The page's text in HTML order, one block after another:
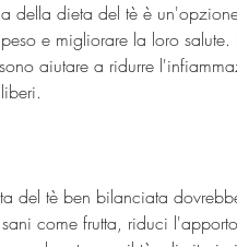
della dieta del tè è
e migliorare la loro
aiutare a ridurre
del tè ben bilanciata
come frutta, riduci